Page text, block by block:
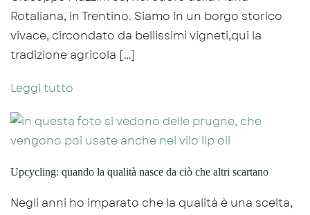
Rotaliana, in Trentino. Siamo in un borgo storico
vivace, circondato da bellissimi vigneti,qui la
tradizione agricola […]
Leggi tutto
Upcycling: quando la qualità nasce da ciò che altri scartano
Negli anni ho imparato che la qualità è una scelta,